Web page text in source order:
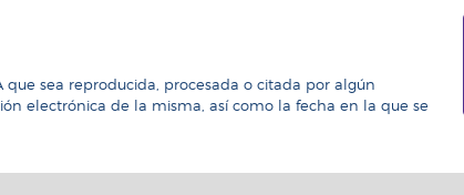
sea reproducida, procesada o citada por algún
electrónica de la misma, así como la fecha en la que se